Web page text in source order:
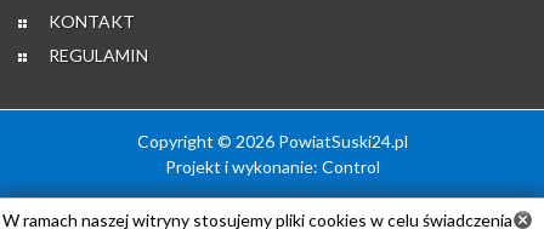
KONTAKT
REGULAMIN
Copyright © 2026 PowiatSuski24.pl
Projekt i wykonanie: Control
W ramach naszej witryny stosujemy pliki cookies w celu świadczenia